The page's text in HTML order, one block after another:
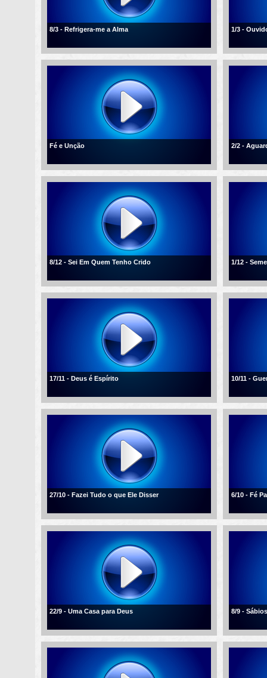
8/3 - Refrigera-me a Alma 1/3 -
Fé e Unção 2/2 -
8/12 - Sei Em Quem Tenho Crido 1/12 -
17/11 - Deus é Espírito 10/11 -
27/10 - Fazei Tudo o que Ele Disser 6/10 - Fé
22/9 - Uma Casa para Deus 8/9 -